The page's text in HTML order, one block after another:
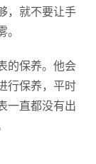
，就不要让手
的保养。他会
行保养，平时
一直都没有出